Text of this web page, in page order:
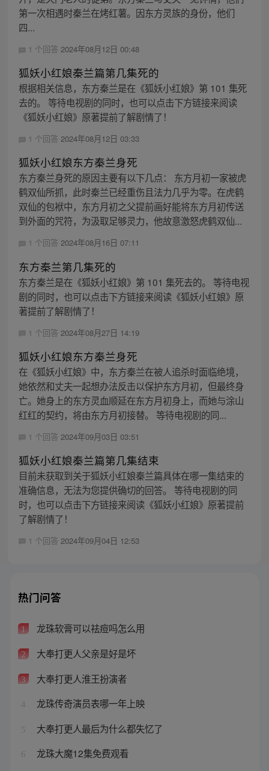
第一次相遇时秦兰在烤红薯。因东方灵族的身份，他们
四...
1 个回答 2024年08月12日 00:48
狐妖小红娘秦兰篇第几集死的
根据相关信息，东方秦兰是在《狐妖小红娘》第 101 集死
去的。 等待电视剧的同时，也可以点击下方链接来阅读
《狐妖小红娘》原著提前了解剧情了！
1 个回答 2024年08月12日 03:33
狐妖小红娘东方秦兰身死
东方秦兰身死的原因主要有以下几点： 东方月初一家被虎
鹤双仙所抓，此时秦兰已经重伤且法力几乎为零。在虎鹤
双仙的包袱中，东方月初之父提前画好能将东方月初传送
到外面的咒符，为汲取足够灵力，他故意激怒虎鹤双仙...
1 个回答 2024年08月16日 07:11
东方秦兰第几集死的
东方秦兰是在《狐妖小红娘》第 101 集死去的。 等待电视
剧的同时，也可以点击下方链接来阅读《狐妖小红娘》原
著提前了解剧情了！
1 个回答 2024年08月27日 14:19
狐妖小红娘东方秦兰身死
在《狐妖小红娘》中，东方秦兰在被人追杀时面临绝境，
她依然和丈夫一起想办法反击以保护东方月初，但最终身
亡。她身上的东方灵血顺延在东方月初身上，而她与涂山
红红的契约，将由东方月初接替。 等待电视剧的同...
1 个回答 2024年09月03日 03:51
狐妖小红娘秦兰篇第几集结束
目前未获取到关于狐妖小红娘秦兰篇具体在哪一集结束的
准确信息，无法为您提供确切的回答。 等待电视剧的同
时，也可以点击下方链接来阅读《狐妖小红娘》原著提前
了解剧情了！
1 个回答 2024年09月04日 12:53
热门问答
1 龙珠软膏可以祛痘吗怎么用
2 大奉打更人父亲是好是坏
3 大奉打更人淮王扮演者
4 龙珠传奇演员表哪一年上映
5 大奉打更人最后为什么都失忆了
6 龙珠大魔12集免费观看